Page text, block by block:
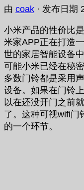
由 coak · 发布日期
小米产品的性价比
米家APP正在打造
世的家居智能设备
可能小米已经在秘
多数门铃都是采用
设备。如果在门铃
以在还没开门之前
了。这种可视wifi门
的一个环节。